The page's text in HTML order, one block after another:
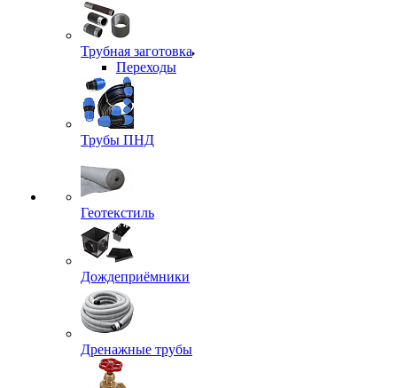
Трубная заготовка
Переходы
Трубы ПНД
Геотекстиль
Дождеприёмники
Дренажные трубы